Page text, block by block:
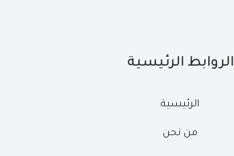
الروابط الرئيسية
الرئيسية
من نحن